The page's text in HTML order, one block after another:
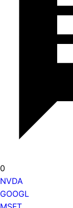
0
NVDA
GOOGL